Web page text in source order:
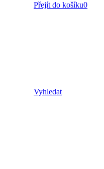
Přejít do košíku0
Vyhledat